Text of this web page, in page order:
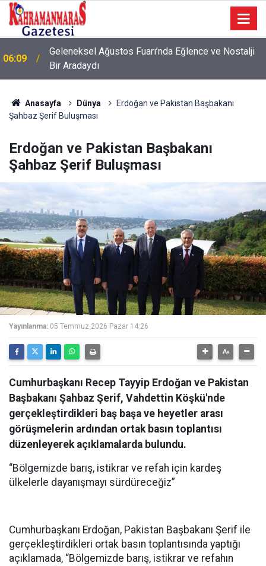
06:09
Geleneksel Ağustos Fuarı’nda Eğlence ve Nostalji
Bir Aradaydı
Anasayfa Dünya
Erdoğan ve Pakistan Başbakanı
Şahbaz Şerif Buluşması
Erdoğan ve Pakistan Başbakanı
Şahbaz Şerif Buluşması
Yayınlanma: 05 Temmuz 2026 Pazar 14:26
Cumhurbaşkanı Recep Tayyip Erdoğan ve Pakistan
Başbakanı Şahbaz Şerif, Vahdettin Köşkü'nde
gerçekleştirdikleri baş başa ve heyetler arası
görüşmelerin ardından ortak basın toplantısı
düzenleyerek açıklamalarda bulundu.
“Bölgemizde barış, istikrar ve refah için kardeş
ülkelerle dayanışmayı sürdüreceğiz”
Cumhurbaşkanı Erdoğan, Pakistan Başbakanı Şerif ile
gerçekleştirdikleri ortak basın toplantısında yaptığı
açıklamada, “Bölgemizde barış, istikrar ve refahın